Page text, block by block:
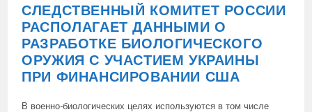
СЛЕДСТВЕННЫЙ КОМИТЕТ РОССИИ
РАСПОЛАГАЕТ ДАННЫМИ О
РАЗРАБОТКЕ БИОЛОГИЧЕСКОГО
ОРУЖИЯ С УЧАСТИЕМ УКРАИНЫ
ПРИ ФИНАНСИРОВАНИИ США
В военно-биологических целях используются в том числе